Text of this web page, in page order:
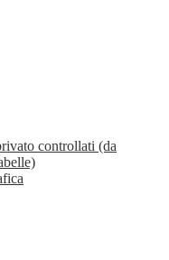
controllati (da